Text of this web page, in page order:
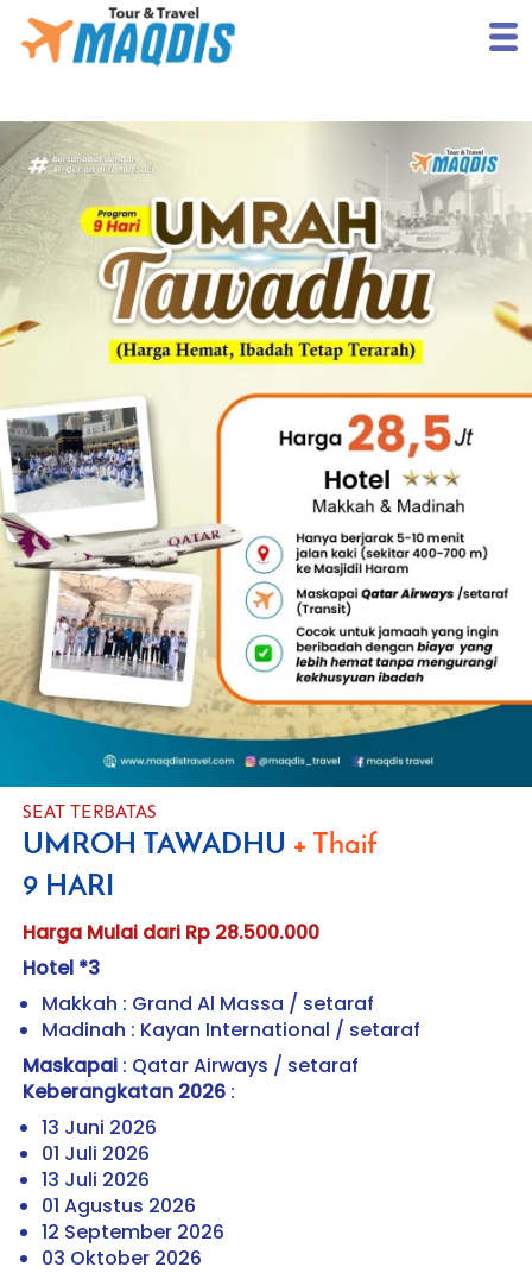
SEAT TERBATAS
UMROH TAWADHU + Thaif
9 HARI
Harga Mulai dari Rp 28.500.000
Hotel *3
Makkah : Grand Al Massa / setaraf
Madinah : Kayan International / setaraf
Maskapai : Qatar Airways / setaraf
Keberangkatan 2026 :
13 Juni 2026
01 Juli 2026
13 Juli 2026
01 Agustus 2026
12 September 2026
03 Oktober 2026